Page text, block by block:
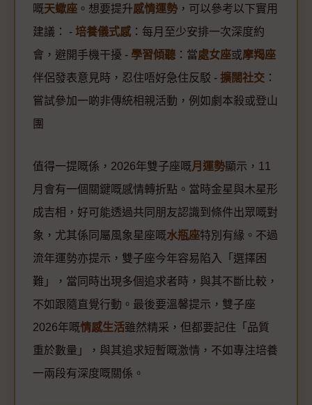
嘅天蠍座 。想要提升感情運勢 ，可以參考以下實用
建議： - 培養儀式感 ：每月至少安排一次深度約
會，避開手機干擾 - 學習傾聽 ：當處女座或摩羯座
伴侶發表意見時，忍住唔好急住反駁 - 擴闊社交 ：
嘗試參加一啲非傳統相親活動，例如劇本殺或登山
團
值得一提嘅係，2026年雙子座嘅月運勢顯示，11
月會有一個關鍵嘅感情轉折點。當時金星與木星形
成吉相，好可能透過共同朋友認識到條件出眾嘅對
象，尤其係同屬風象星座嘅水瓶座特別有緣。不過
流年運勢亦提示，雙子座今年容易陷入「選擇困
難」，當同時出現多個追求者時，與其不斷比較，
不如跟隨直覺行動。最後要溫馨提示，雙子座
2026年嘅情感生活雖然精采，但都要記住「品質
重於數量」，與其追求短暫嘅激情，不如專注培養
一兩段有深度嘅關係。